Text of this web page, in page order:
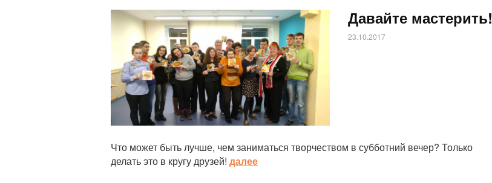
Статья Давайте мастерить!
23.10.2017
Что может быть лучше, чем заниматься творчеством в субботний вечер? Только
делать это в кругу друзей! далее